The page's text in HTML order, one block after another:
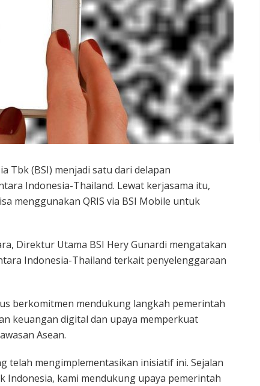
Tbk (BSI) menjadi satu dari delapan
Indonesia-Thailand. Lewat kerjasama itu,
menggunakan QRIS via BSI Mobile untuk
Direktur Utama BSI Hery Gunardi mengatakan
Indonesia-Thailand terkait penyelenggaraan
berkomitmen mendukung langkah pemerintah
keuangan digital dan upaya memperkuat
Asean.
telah mengimplementasikan inisiatif ini. Sejalan
Indonesia, kami mendukung upaya pemerintah